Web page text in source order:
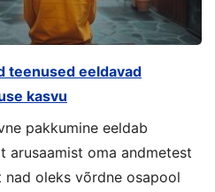
teenused eeldavad
kasvu
pakkumine eeldab
arusaamist oma andmetest
nad oleks võrdne osapool